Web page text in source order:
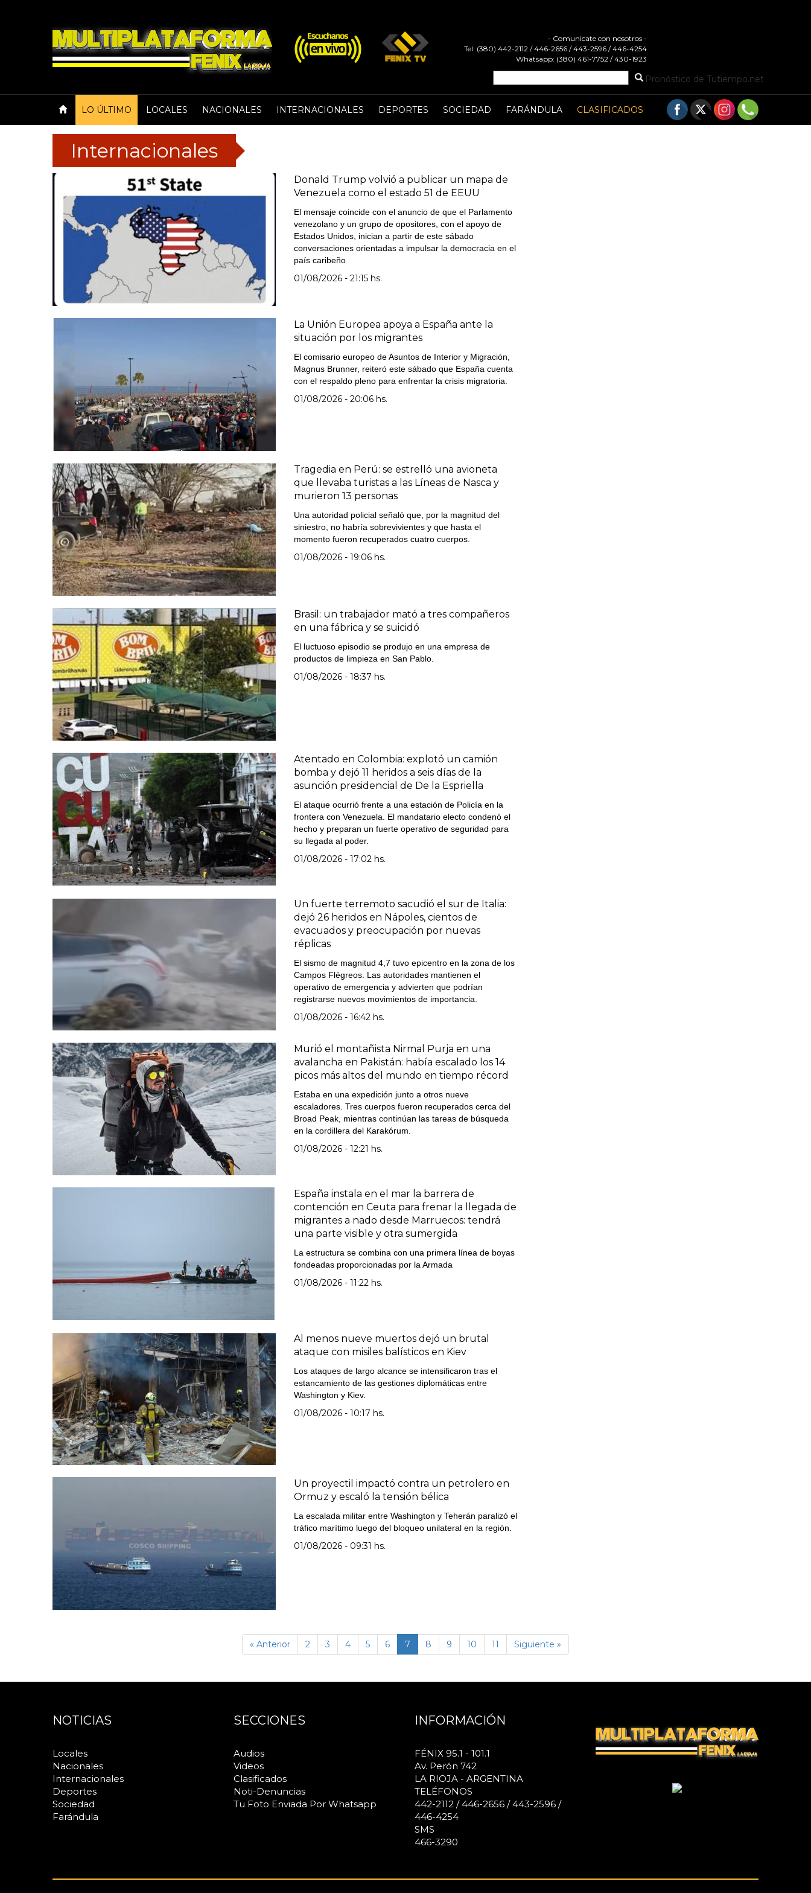
- Comunicate con nosotros -
Tel: (380) 442-2112 / 446-2656 / 443-2596 / 446-4254
Whatsapp: (380) 461-7752 / 430-1923
Pronóstico de Tutiempo.net
LO ÚLTIMO LOCALES NACIONALES INTERNACIONALES DEPORTES SOCIEDAD FARÁNDULA CLASIFICADOS
Internacionales
Donald Trump volvió a publicar un mapa de
Venezuela como el estado 51 de EEUU
El mensaje coincide con el anuncio de que el Parlamento
venezolano y un grupo de opositores, con el apoyo de
Estados Unidos, inician a partir de este sábado
conversaciones orientadas a impulsar la democracia en el
país caribeño
01/08/2026 - 21:15 hs.
La Unión Europea apoya a España ante la
situación por los migrantes
El comisario europeo de Asuntos de Interior y Migración,
Magnus Brunner, reiteró este sábado que España cuenta
con el respaldo pleno para enfrentar la crisis migratoria.
01/08/2026 - 20:06 hs.
Tragedia en Perú: se estrelló una avioneta
que llevaba turistas a las Líneas de Nasca y
murieron 13 personas
Una autoridad policial señaló que, por la magnitud del
siniestro, no habría sobrevivientes y que hasta el
momento fueron recuperados cuatro cuerpos.
01/08/2026 - 19:06 hs.
Brasil: un trabajador mató a tres compañeros
en una fábrica y se suicidó
El luctuoso episodio se produjo en una empresa de
productos de limpieza en San Pablo.
01/08/2026 - 18:37 hs.
Atentado en Colombia: explotó un camión
bomba y dejó 11 heridos a seis días de la
asunción presidencial de De la Espriella
El ataque ocurrió frente a una estación de Policía en la
frontera con Venezuela. El mandatario electo condenó el
hecho y preparan un fuerte operativo de seguridad para
su llegada al poder.
01/08/2026 - 17:02 hs.
Un fuerte terremoto sacudió el sur de Italia:
dejó 26 heridos en Nápoles, cientos de
evacuados y preocupación por nuevas
réplicas
El sismo de magnitud 4,7 tuvo epicentro en la zona de los
Campos Flégreos. Las autoridades mantienen el
operativo de emergencia y advierten que podrían
registrarse nuevos movimientos de importancia.
01/08/2026 - 16:42 hs.
Murió el montañista Nirmal Purja en una
avalancha en Pakistán: había escalado los 14
picos más altos del mundo en tiempo récord
Estaba en una expedición junto a otros nueve
escaladores. Tres cuerpos fueron recuperados cerca del
Broad Peak, mientras continúan las tareas de búsqueda
en la cordillera del Karakórum.
01/08/2026 - 12:21 hs.
España instala en el mar la barrera de
contención en Ceuta para frenar la llegada de
migrantes a nado desde Marruecos: tendrá
una parte visible y otra sumergida
La estructura se combina con una primera línea de boyas
fondeadas proporcionadas por la Armada
01/08/2026 - 11:22 hs.
Al menos nueve muertos dejó un brutal
ataque con misiles balísticos en Kiev
Los ataques de largo alcance se intensificaron tras el
estancamiento de las gestiones diplomáticas entre
Washington y Kiev.
01/08/2026 - 10:17 hs.
Un proyectil impactó contra un petrolero en
Ormuz y escaló la tensión bélica
La escalada militar entre Washington y Teherán paralizó el
tráfico marítimo luego del bloqueo unilateral en la región.
01/08/2026 - 09:31 hs.
« Anterior 2 3 4 5 6 7 (página
actual)
8 9 10 11 Siguiente »
NOTICIAS
Locales
Nacionales
Internacionales
Deportes
Sociedad
Farándula
SECCIONES
Audios
Videos
Clasificados
Noti-Denuncias
Tu Foto Enviada Por Whatsapp
INFORMACIÓN
FÉNIX 95.1 - 101.1
Av. Perón 742
LA RIOJA - ARGENTINA
TELÉFONOS
442-2112 / 446-2656 / 443-2596 /
446-4254
SMS
466-3290